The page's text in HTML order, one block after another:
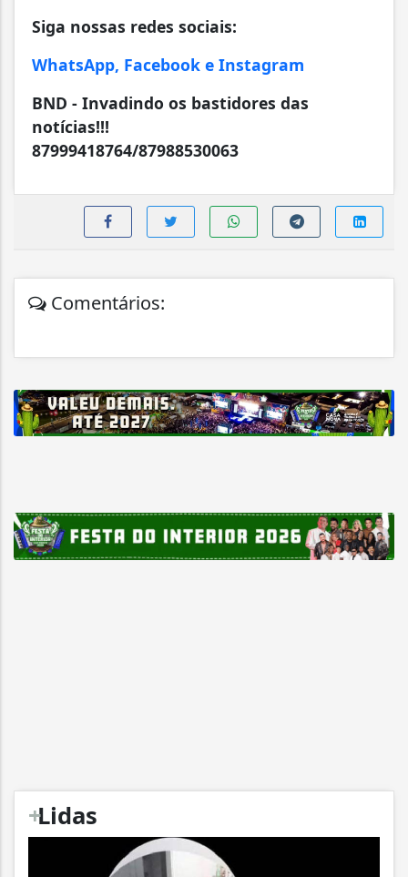
Siga nossas redes sociais:
WhatsApp, Facebook e Instagram
BND - Invadindo os bastidores das
notícias!!!
87999418764/87988530063
Comentários:
+
Lidas